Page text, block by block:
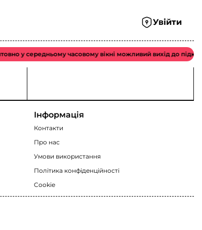
Увійти
у середньому часовому вікні можливий вихід до
Інформація
Контакти
Про нас
Умови використання
Політика конфіденційності
Cookie